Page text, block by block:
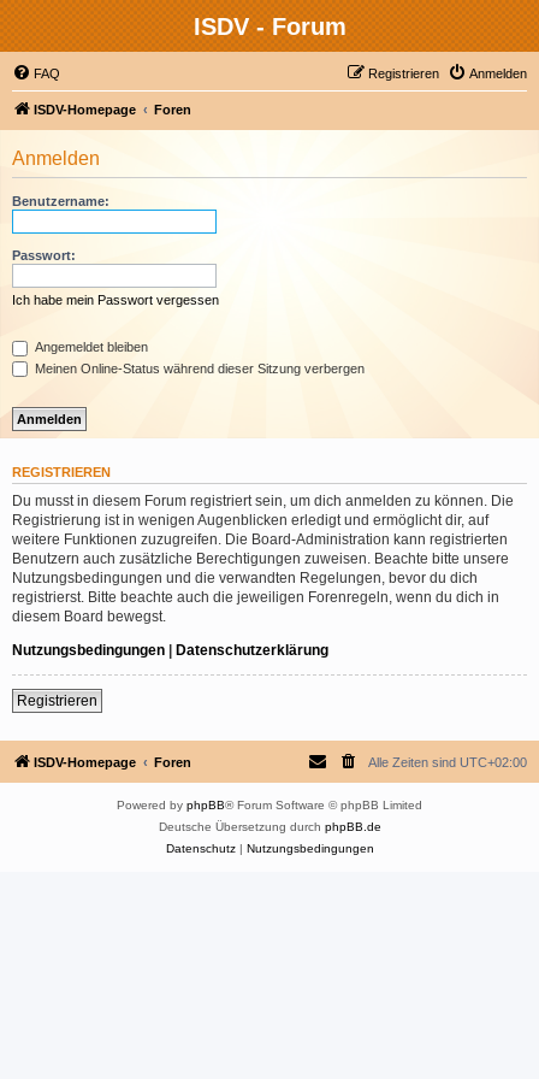
ISDV - Forum
FAQ Anmelden
Registrieren
ISDV-Homepage Foren
Anmelden
Benutzername:
Passwort:
Ich habe mein Passwort vergessen
Angemeldet bleiben
Meinen Online-Status während dieser Sitzung verbergen
REGISTRIEREN
Du musst in diesem Forum registriert sein, um dich anmelden zu können. Die
Registrierung ist in wenigen Augenblicken erledigt und ermöglicht dir, auf
weitere Funktionen zuzugreifen. Die Board-Administration kann registrierten
Benutzern auch zusätzliche Berechtigungen zuweisen. Beachte bitte unsere
Nutzungsbedingungen und die verwandten Regelungen, bevor du dich
registrierst. Bitte beachte auch die jeweiligen Forenregeln, wenn du dich in
diesem Board bewegst.
Nutzungsbedingungen | Datenschutzerklärung
Registrieren
ISDV-Homepage Foren Alle Zeiten sind UTC+02:00
Powered by phpBB® Forum Software © phpBB Limited
Deutsche Übersetzung durch phpBB.de
Datenschutz| Nutzungsbedingungen